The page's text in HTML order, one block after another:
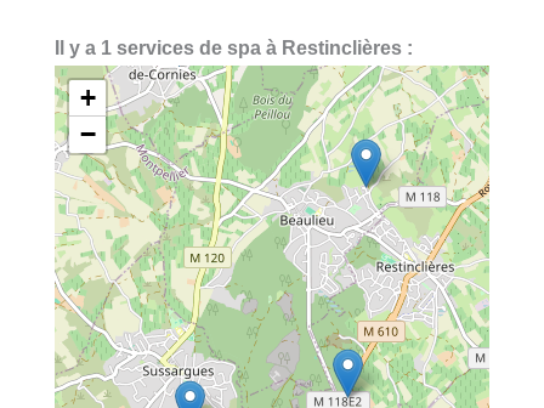
Il y a 1 services de spa à Restinclières :
+
−